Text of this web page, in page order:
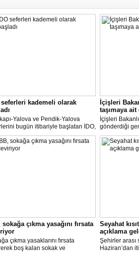
seferleri kademeli olarak
Yalova ve Pendik-Yalova
bugün itibariyle başlatan İDO,
itibariyle de bünyesinde
kademeli olarak başlatacak.
İçişleri
taşımaya
İçişleri
gönderdiği
şehirlerarası
yüzde 50
zorunluluğunu
sokağa çıkma yasağını fırsata
çıkma yasaklarını fırsata
boş kalan sokak ve
Seyahat
açıklama
Şehirler arası
Haziran’dan